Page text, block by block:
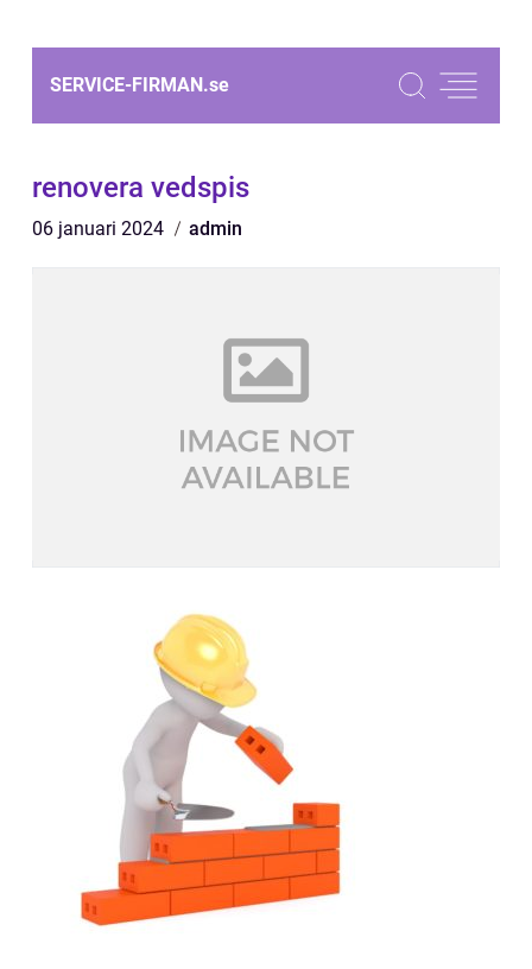
SERVICE-FIRMAN.se
renovera vedspis
06 januari 2024 admin